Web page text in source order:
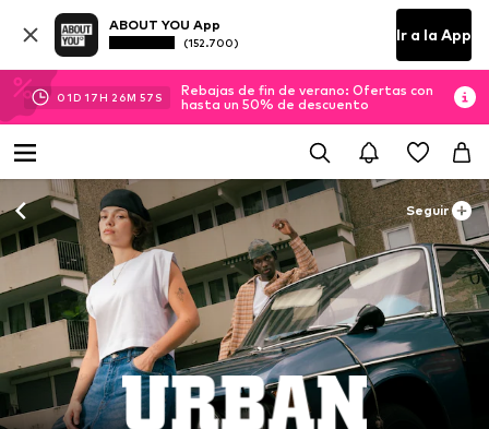
ABOUT YOU App
(152.700) Ir a la App
01D 17H 26M 55 S
Rebajas de fin de verano: Ofertas con
hasta un 50% de descuento
Seguir